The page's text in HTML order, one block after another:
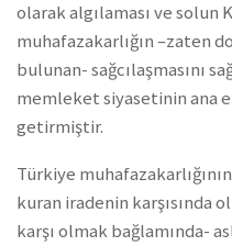
olarak algılaması ve
muhafazakarlığın –zaten
bulunan- sağcılaşmasını
memleket siyasetinin ana
getirmiştir.
Türkiye
kuran iradenin karşısında
karşı olmak bağlamında-